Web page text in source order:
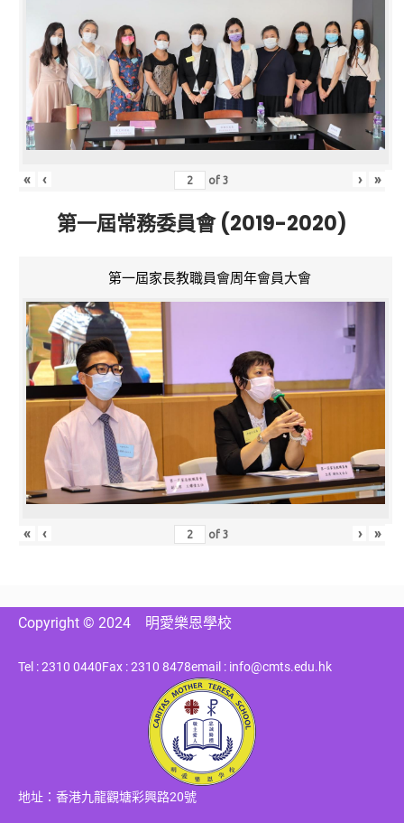
« ‹ of3 › »
第一屆常務委員會 (2019-2020)
第一屆家長教職員會周年會員大會
« ‹ of3 › »
Copyright © 2024 明愛樂恩學校
Tel : 2310 0440Fax : 2310 8478email : info@cmts.edu.hk
地址：香港九龍觀塘彩興路20號